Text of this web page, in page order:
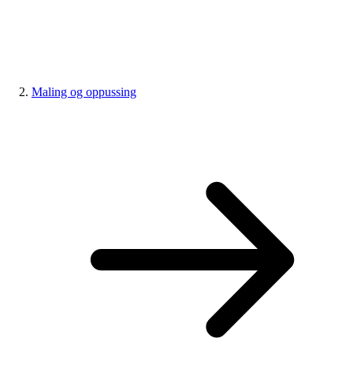
Maling og oppussing